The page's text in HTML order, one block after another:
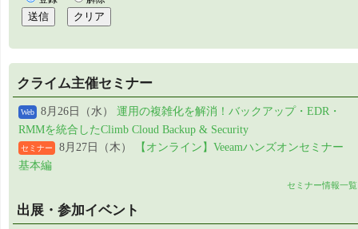
クライム主催セミナー
Web 8月26日（水） 運用の複雑化を解消！バックアップ・EDR・
RMMを統合したClimb Cloud Backup & Security
セミナー 8月27日（木）
【オンライン】Veeamハンズオンセミナー
基本編
セミナー情報一覧
出展・参加イベント